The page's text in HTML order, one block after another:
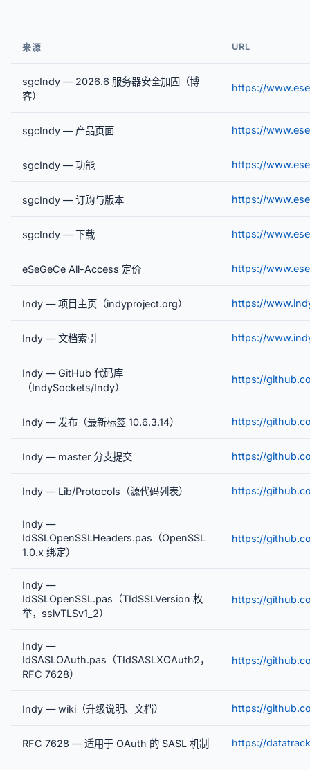
来源 URL
sgcIndy — 2026.6 服务器安全加固（博
客）
https://
sgcIndy — 产品页面 https://
sgcIndy — 功能 https://
sgcIndy — 订购与版本 https://
sgcIndy — 下载 https://
eSeGeCe All-Access 定价 https://
Indy — 项目主页（indyproject.org） https://
Indy — 文档索引 https://
Indy — GitHub 代码库
（IndySockets/Indy）
https://
Indy — 发布（最新标签 10.6.3.14） https://
Indy — master 分支提交 https://
Indy — Lib/Protocols（源代码列表） https://
Indy —
IdSSLOpenSSLHeaders.pas（OpenSSL
1.0.x 绑定）
https://
Indy —
IdSSLOpenSSL.pas（TIdSSLVersion 枚
举，sslvTLSv1_2）
https://
Indy —
IdSASLOAuth.pas（TIdSASLXOAuth2，
RFC 7628）
https://
Indy — wiki（升级说明、文档） https://
RFC 7628 — 适用于 OAuth 的 SASL 机制 https://